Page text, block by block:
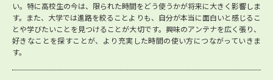
い。特に高校生の今は、限られた時間をどう使うかが将来に大きく影響しま
す。また、大学では進路を絞ることよりも、自分が本当に面白いと感じるこ
とや学びたいことを見つけることが大切です。興味のアンテナを広く張り、
好きなことを探すことが、より充実した時間の使い方につながっていきま
す。